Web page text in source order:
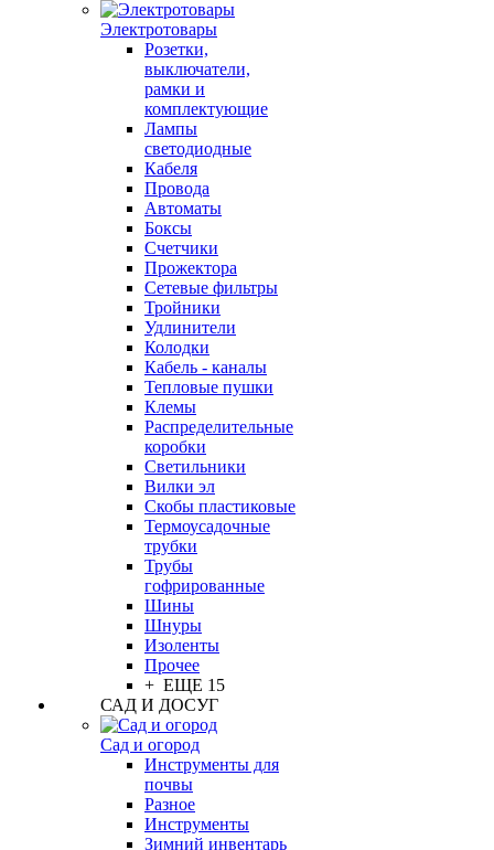
Электротовары
Розетки,
выключатели,
рамки и
комплектующие
Лампы
светодиодные
Кабеля
Провода
Автоматы
Боксы
Счетчики
Прожектора
Сетевые фильтры
Тройники
Удлинители
Колодки
Кабель - каналы
Тепловые пушки
Клемы
Распределительные
коробки
Светильники
Вилки эл
Скобы пластиковые
Термоусадочные
трубки
Трубы
гофрированные
Шины
Шнуры
Изоленты
Прочее
+ ЕЩЕ 15
САД И ДОСУГ
Сад и огород
Инструменты для
почвы
Разное
Инструменты
Зимний инвентарь